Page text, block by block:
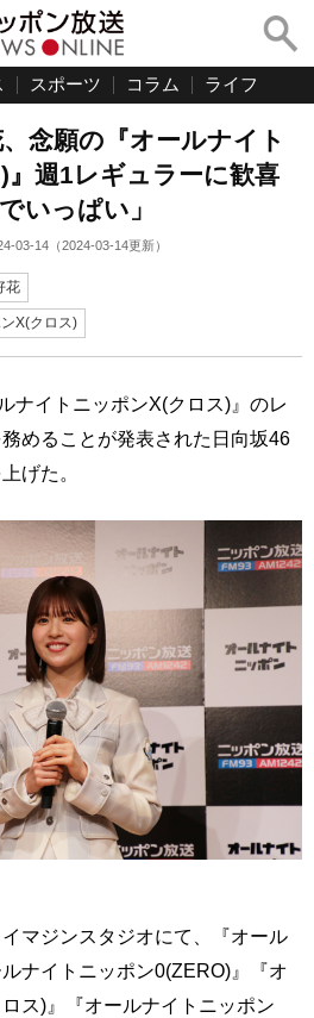
スポーツ コラム ライフ
念願の『オールナイト
週1レギュラーに歓喜
いっぱい」
03-14 （2024-03-14更新）
花
X(クロス)
ナイトニッポンX(クロス)』のレ
めることが発表された日向坂46
げた。
マジンスタジオにて、『オール
ナイトニッポン0(ZERO)』『オ
ス)』『オールナイトニッポン